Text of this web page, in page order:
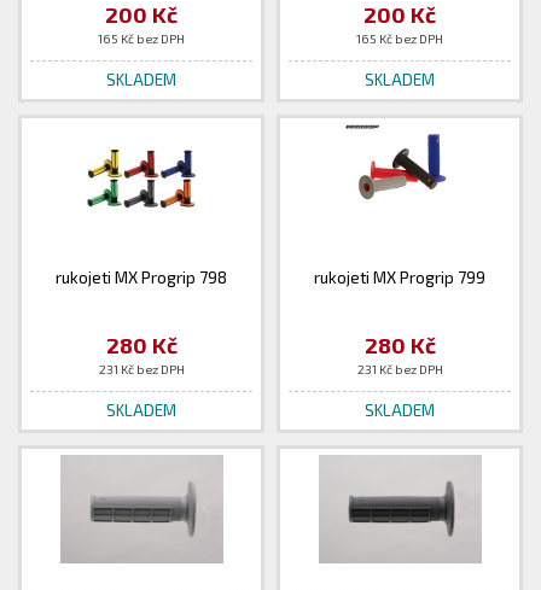
200 Kč
165 Kč bez DPH
SKLADEM
200 Kč
165 Kč bez DPH
SKLADEM
rukojeti MX Progrip 798
280 Kč
231 Kč bez DPH
SKLADEM
rukojeti MX Progrip 799
280 Kč
231 Kč bez DPH
SKLADEM